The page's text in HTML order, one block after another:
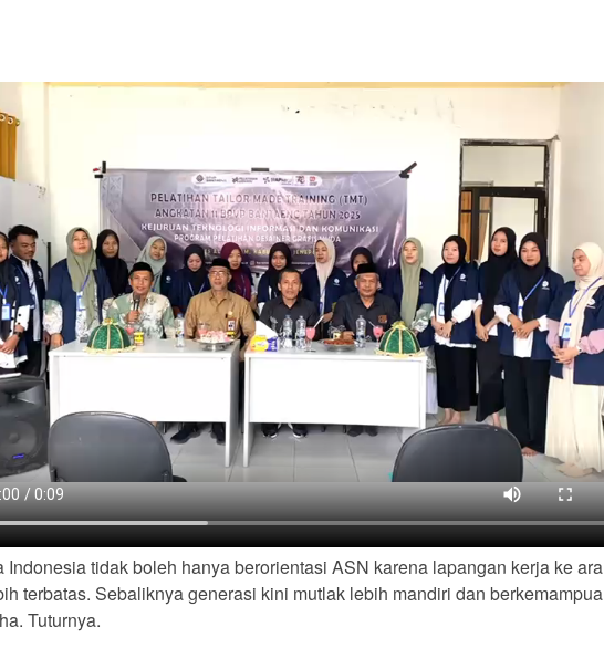
Indonesia tidak boleh hanya berorientasi ASN karena lapangan kerja ke
terbatas. Sebaliknya generasi kini mutlak lebih mandiri dan
Tuturnya.